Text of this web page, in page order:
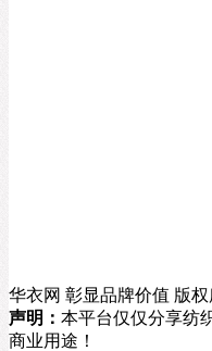
华衣网 彰显品牌价值 版
声明： 本平台仅仅分享纺
商业用途！